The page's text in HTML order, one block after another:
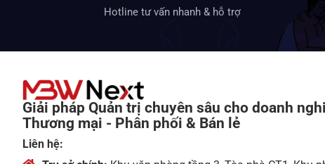
Hotline tư vấn nhanh & hỗ trợ
Giải pháp Quản trị chuyên sâu cho doanh
Thương mại - Phân phối & Bán lẻ
Liên hệ: